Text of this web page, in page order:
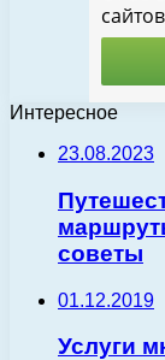
Интересное
23.08.2023
советы
01.12.2019
Услуги